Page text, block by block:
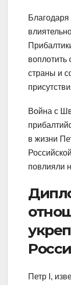
Благодаря
страны и
Война с
в жизни
повлияли
Петр I,